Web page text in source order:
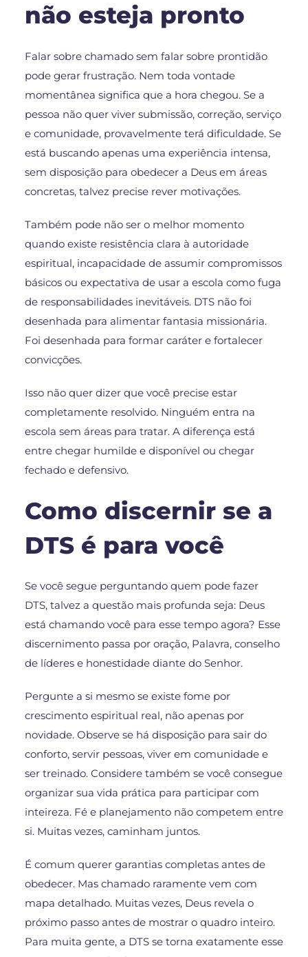
não esteja pronto
Falar sobre chamado sem falar sobre prontidão
pode gerar frustração. Nem toda vontade
momentânea significa que a hora chegou. Se a
pessoa não quer viver submissão, correção, serviço
e comunidade, provavelmente terá dificuldade. Se
está buscando apenas uma experiência intensa,
sem disposição para obedecer a Deus em áreas
concretas, talvez precise rever motivações.
Também pode não ser o melhor momento
quando existe resistência clara à autoridade
espiritual, incapacidade de assumir compromissos
básicos ou expectativa de usar a escola como fuga
de responsabilidades inevitáveis. DTS não foi
desenhada para alimentar fantasia missionária.
Foi desenhada para formar caráter e fortalecer
convicções.
Isso não quer dizer que você precise estar
completamente resolvido. Ninguém entra na
escola sem áreas para tratar. A diferença está
entre chegar humilde e disponível ou chegar
fechado e defensivo.
Como discernir se a
DTS é para você
Se você segue perguntando quem pode fazer
DTS, talvez a questão mais profunda seja: Deus
está chamando você para esse tempo agora? Esse
discernimento passa por oração, Palavra, conselho
de líderes e honestidade diante do Senhor.
Pergunte a si mesmo se existe fome por
crescimento espiritual real, não apenas por
novidade. Observe se há disposição para sair do
conforto, servir pessoas, viver em comunidade e
ser treinado. Considere também se você consegue
organizar sua vida prática para participar com
inteireza. Fé e planejamento não competem entre
si. Muitas vezes, caminham juntos.
É comum querer garantias completas antes de
obedecer. Mas chamado raramente vem com
mapa detalhado. Muitas vezes, Deus revela o
próximo passo antes de mostrar o quadro inteiro.
Para muita gente, a DTS se torna exatamente esse